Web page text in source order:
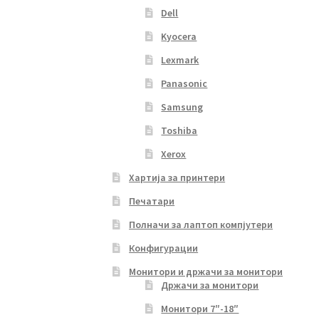
Dell
Kyocera
Lexmark
Panasonic
Samsung
Toshiba
Xerox
Хартија за принтери
Печатари
Полначи за лаптоп компјутери
Конфигурации
Монитори и држачи за монитори
Држачи за монитори
Монитори 7″-18″